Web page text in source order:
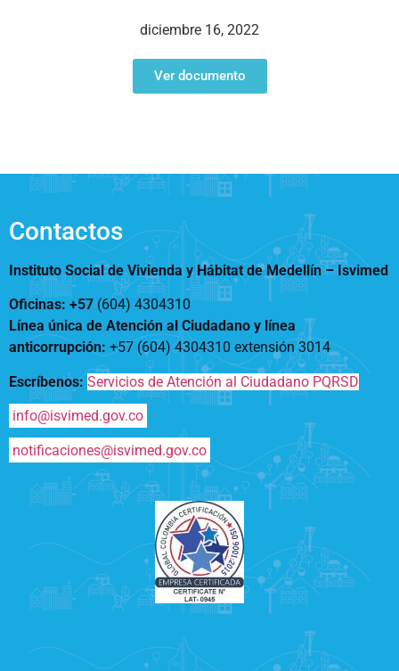
Vivienda
Vivienda Nueva
Acompañamiento Social
Directorio de servidores
Encuesta de Percepción
A+ A A-
Tamaño de la
fuente
Contraste
Centro de relevo
Más Información sobre Accesibilidad
diciembre 16, 2022
Ver documento
Contactos
Instituto Social de Vivienda y Hábitat de Medellín –Isvimed
Oficinas: +57 (604) 4304310
Línea única de Atención al Ciudadano y línea
anticorrupción: +57 (604) 4304310 extensión3014
Escríbenos: Servicios de Atención al Ciudadano PQRSD
info@isvimed.gov.co
notificaciones@isvimed.gov.co